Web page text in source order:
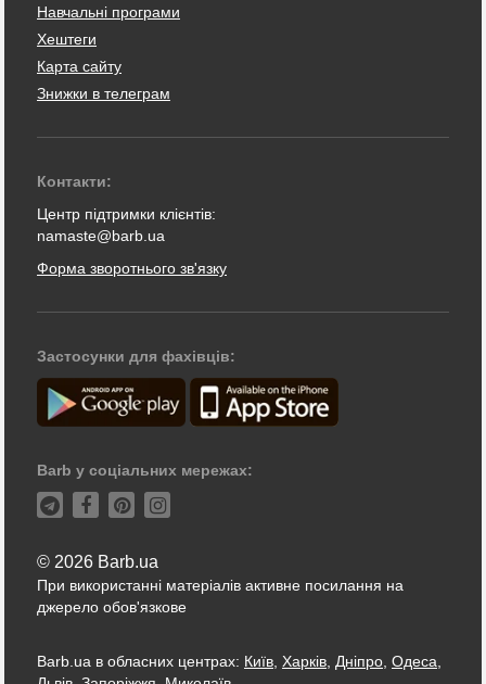
Навчальні програми
Хештеги
Карта сайту
Знижки в телеграм
Контакти:
Центр підтримки клієнтів:
namaste@barb.ua
Форма зворотнього зв'язку
Застосунки для фахівців:
Barb у соціальних мережах:
© 2026 Barb.ua
При використанні матеріалів активне посилання на
джерело обов'язкове
Barb.ua в обласних центрах: Київ Харків Дніпро Одеса